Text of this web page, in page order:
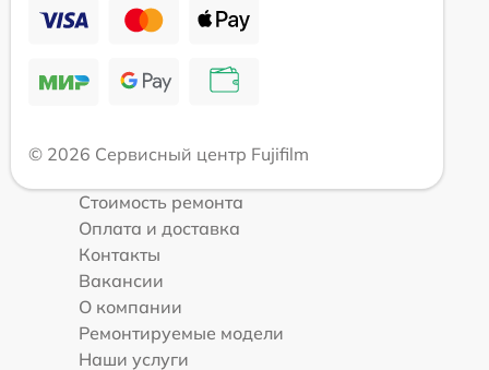
© 2026 Сервисный центр Fujifilm
Стоимость ремонта
Оплата и доставка
Контакты
Вакансии
О компании
Ремонтируемые модели
Наши услуги